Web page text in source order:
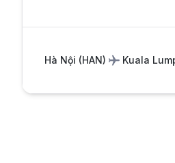
Hà Nội (HAN) Kuala